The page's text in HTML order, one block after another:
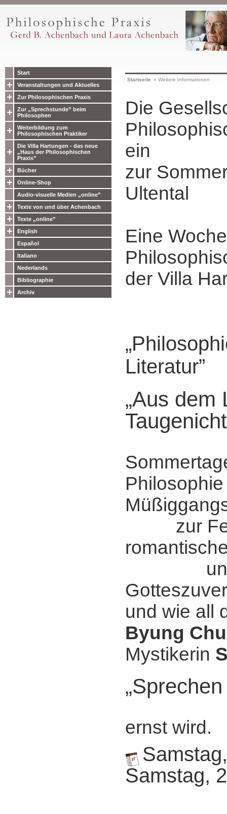
Start
Veranstaltungen und Aktuelles
Zur Philosophischen Praxis
Zur „Sprechstunde” beim
Philosophen
Weiterbildung zum
Philosophischen Praktiker
Die Villa Hartungen - das neue
„Haus der Philosophischen
Praxis”
Bücher
Online-Shop
Audio-visuelle Medien „online”
Texte von und über Achenbach
Texte „online”
English
Español
Italiano
Nederlands
Bibliographie
Archiv
Startseite » Weitere Informationen
Die
ein
zur
Ultental
Eine
der Villa
Literatur”
„Aus dem
zur
und
und wie all
Byung
Mystikerin
ernst wird.
Samstag,